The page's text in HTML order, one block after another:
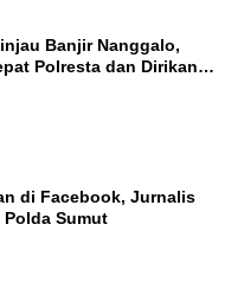
Banjir Nanggalo,
Polresta dan Dirikan
di Facebook, Jurnalis
Polda Sumut